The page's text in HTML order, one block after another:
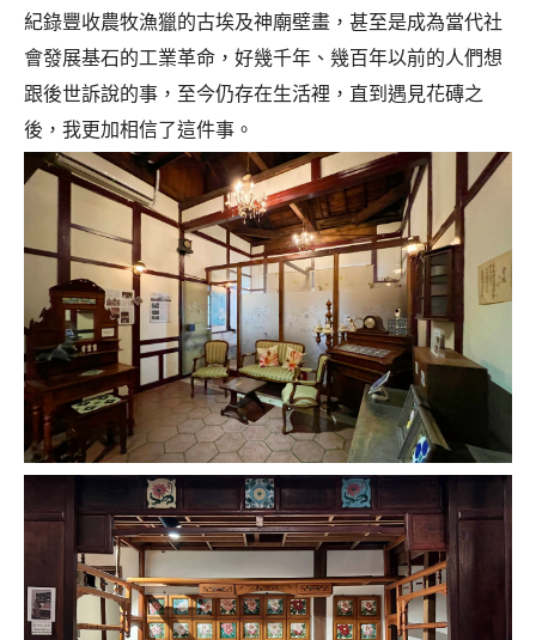
紀錄豐收農牧漁獵的古埃及神廟壁畫，甚至是成為當代社
會發展基石的工業革命，好幾千年、幾百年以前的人們想
跟後世訴說的事，至今仍存在生活裡，直到遇見花磚之
後，我更加相信了這件事。